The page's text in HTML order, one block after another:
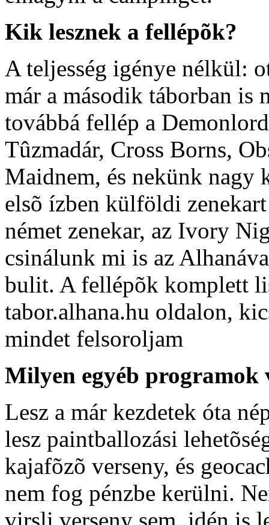
Kik lesznek a fellépõk?
A teljesség igénye nélkül:
már a második táborban is
továbbá fellép a
Tûzmadár, Cross Borns,
Maidnem, és nekünk nagy
elsõ ízben külföldi
német zenekar, az Ivory
csinálunk mi is az
bulit. A fellépõk komplett
tabor.alhana.hu oldalon,
mindet felsoroljam
Milyen egyéb programok
Lesz a már kezdetek óta
lesz paintballozási
kajafõzõ verseny, és
nem fog pénzbe kerülni.
virsli verseny sem, idén is